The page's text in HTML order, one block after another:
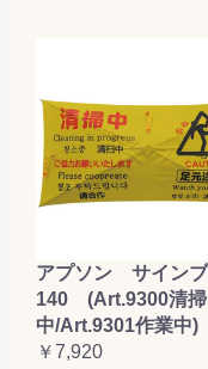
アプソン サインブ
140 (Art.9300清掃
中/Art.9301作業中)
￥7,920